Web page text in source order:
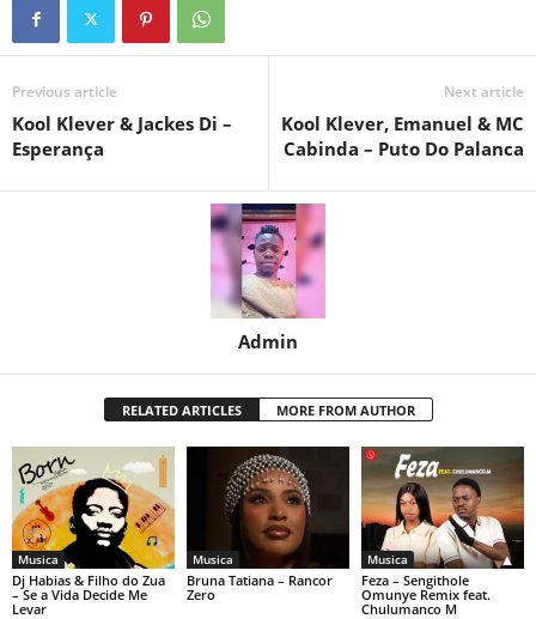
Previous article
Kool Klever & Jackes Di –
Esperança
Next article
Kool Klever, Emanuel & MC
Cabinda – Puto Do Palanca
Admin
RELATED ARTICLES MORE FROM AUTHOR
Musica
Dj Habias & Filho do Zua
– Se a Vida Decide Me
Levar
Musica
Bruna Tatiana – Rancor
Zero
Musica
Feza – Sengithole
Omunye Remix feat.
Chulumanco M